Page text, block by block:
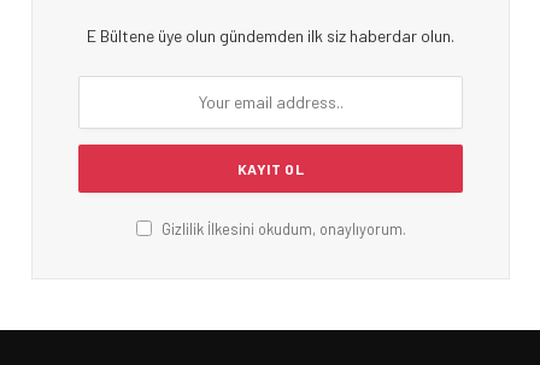
E Bültene üye olun gündemden ilk siz haberdar olun.
Gizlilik İlkesini okudum, onaylıyorum.